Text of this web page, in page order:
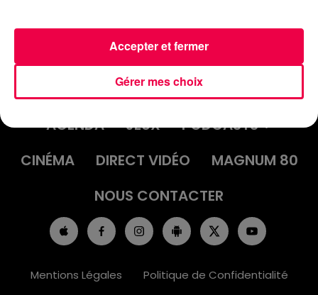
INFOS
EMISSIONS
AGENDA
JEUX
PODCASTS
CINÉMA
DIRECT VIDÉO
MAGNUM 80
NOUS CONTACTER
Mentions Légales Politique de Confidentialité
Gérer mes choix
Accepter et fermer